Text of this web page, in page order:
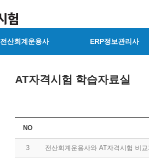
전산회계운용사 ERP정보관리사
AT자격시험 학습자료실
NO
3 전산회계운용사와 AT자격시험 비